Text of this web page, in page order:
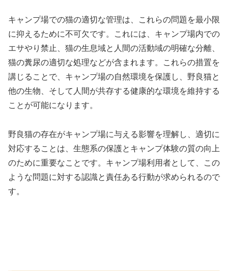
キャンプ場での猫の適切な管理は、これらの問題を最小限
に抑えるために不可欠です。これには、キャンプ場内での
エサやり禁止、猫の生息域と人間の活動域の明確な分離、
猫の糞尿の適切な処理などが含まれます。これらの措置を
講じることで、キャンプ場の自然環境を保護し、野良猫と
他の生物、そして人間が共存する健康的な環境を維持する
ことが可能になります。
野良猫の存在がキャンプ場に与える影響を理解し、適切に
対応することは、生態系の保護とキャンプ体験の質の向上
のために重要なことです。キャンプ場利用者として、この
ような問題に対する認識と責任ある行動が求められるので
す。